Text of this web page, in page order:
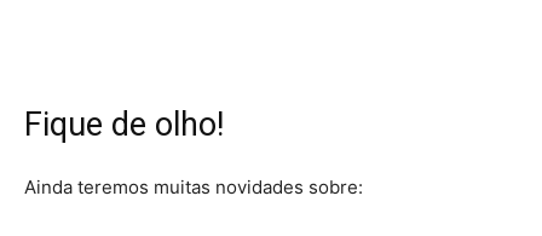
Fique de olho!
Ainda teremos muitas novidades sobre: